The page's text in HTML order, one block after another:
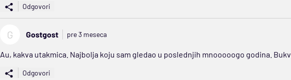
Odgovori
G Gostgost pre 3 meseca
Au, kakva utakmica. Najbolja koju sam gledao u poslednjih mnooooogo godina.
Odgovori